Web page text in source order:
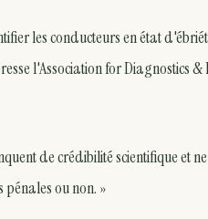
les conducteurs en état
l'Association for Diagnostics
de crédibilité scientifique et
ou non. »